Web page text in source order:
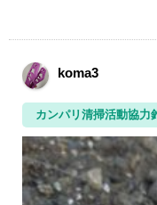
koma3
カンパリ清掃活動協力